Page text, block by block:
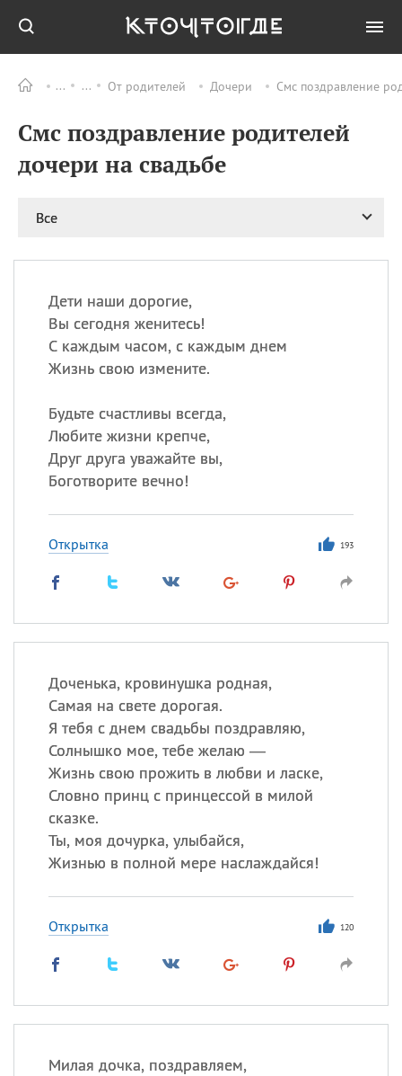
От родителей Дочери Смс поздравление
Смс поздравление родителей
дочери на свадьбе
Все
Дети наши дорогие,
Вы сегодня женитесь!
С каждым часом, с каждым днем
Жизнь свою измените.
Будьте счастливы всегда,
Любите жизни крепче,
Друг друга уважайте вы,
Боготворите вечно!
Открытка 193
Доченька, кровинушка родная,
Самая на свете дорогая.
Я тебя с днем свадьбы поздравляю,
Солнышко мое, тебе желаю —
Жизнь свою прожить в любви и ласке,
Словно принц с принцессой в милой
сказке.
Ты, моя дочурка, улыбайся,
Жизнью в полной мере наслаждайся!
Открытка 120
Милая дочка, поздравляем,
ПРАЗДНИКИ Все
08.08 День «Счастье
случается» (Happiness
великомученика
09.08
ИМЕНА
Сегодня празднуют именины
Посмотреть значениеи
происхождение